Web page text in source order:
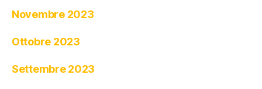
Novembre 2023
Ottobre 2023
Settembre 2023